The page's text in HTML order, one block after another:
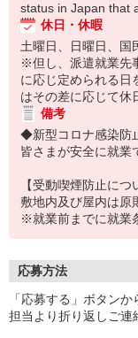
status in Japan that
休日・休暇
土曜日、日曜日、国
※但し、派遣就業先
に応じ定められる日
はその差に応じて休
備考
◆新型コロナ感染防
皆さまが安全に就業
【受動喫煙防止につ
敷地内及び屋内は原
※就業前までに就業
応募方法
「応募する」ボタンか
担当より折り返しご連